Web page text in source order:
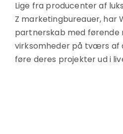
Lige fra producenter af
Z marketingbureauer, har
partnerskab med førende
virksomheder på tværs af
føre deres projekter ud i